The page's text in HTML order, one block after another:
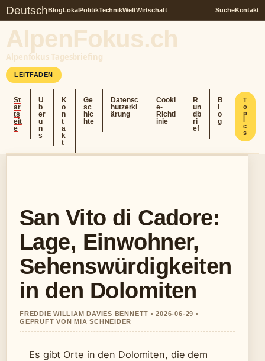
DeutschBlogLokalPolitikTechnikWeltWirtschaft SucheKontakt
AlpenFokus.ch
Alpenfokus Tagesbriefing
LEITFADEN
St
ar
ts
eit
e
Ü
b
er
u
n
s
K
o
n
t
a
k
t
Ge
sc
hic
hte
Datensc
hutzerkl
ärung
Cooki
e-
Richtl
inie
R
un
db
ri
ef
B
o
g
T
o
p
i
c
s
San Vito di Cadore:
Lage, Einwohner,
Sehenswürdigkeiten
in den Dolomiten
FREDDIE WILLIAM DAVIES BENNETT • 2026-06-29 •
GEPRUFT VON MIA SCHNEIDER
Es gibt Orte in den Dolomiten, die dem